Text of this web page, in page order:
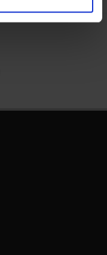
inoltre
dei dati web,
loro o che hanno